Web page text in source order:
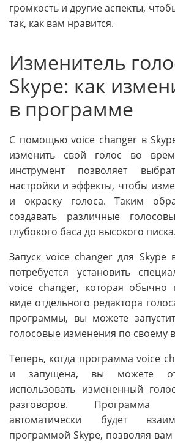
громкость и другие аспекты,
так, как вам нравится.
Изменитель
Skype: как
в программе
С помощью voice changer в
изменить свой голос во
инструмент позволяет
настройки и эффекты, чтобы
и окраску голоса. Таким
создавать различные
глубокого баса до высокого писка.
Запуск voice changer для Skype
потребуется установить
voice changer, которая обычно
виде отдельного редактора
программы, вы можете
голосовые изменения по своему
Теперь, когда программа voice
и запущена, вы можете
использовать измененный
разговоров.
автоматически будет
программой Skype, позволяя вам